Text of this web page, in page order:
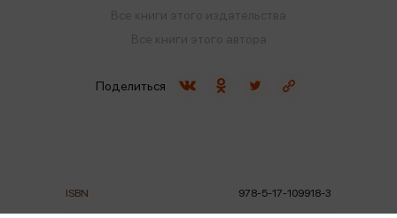
ISBN 978-5-17-109918-3
Поделиться